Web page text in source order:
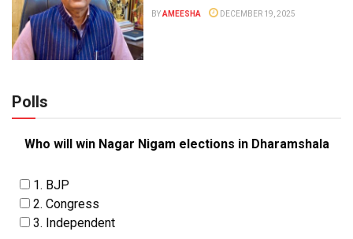
BYAMEESHA DECEMBER 19, 2025
Polls
Who will win Nagar Nigam elections in Dharamshala
1. BJP
2. Congress
3. Independent